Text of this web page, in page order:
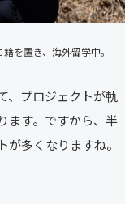
を置き、海外留学中。
、プロジェクトが軌
ます。ですから、半
多くなりますね。